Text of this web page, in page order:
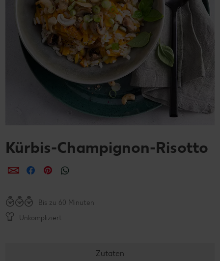
Kürbis-Champignon-Risotto
per E-Mail teilen
per Facebook teilen
per Pinterest teilen
Bis zu 60 Minuten
Unkompliziert
Zutaten